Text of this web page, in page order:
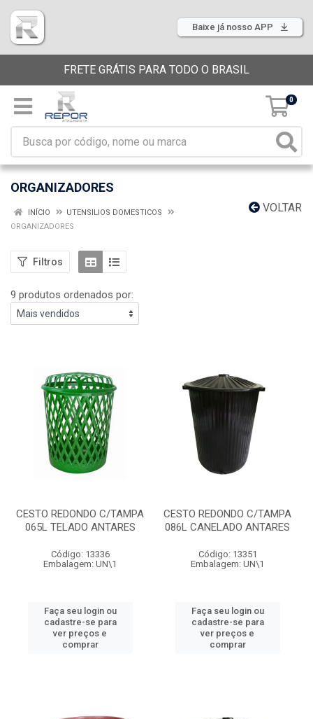
Baixe já nosso APP
FRETE GRÁTIS PARA TODO O BRASIL
0
ORGANIZADORES
VOLTAR
INÍCIO
UTENSILIOS DOMESTICOS
ORGANIZADORES
Filtros
9 produtos ordenados por:
CESTO REDONDO C/TAMPA
065L TELADO ANTARES
Código: 13336
Embalagem: UN\1
Faça seu login ou
cadastre-se para
ver preços e
comprar
CESTO REDONDO C/TAMPA
086L CANELADO ANTARES
Código: 13351
Embalagem: UN\1
Faça seu login ou
cadastre-se para
ver preços e
comprar